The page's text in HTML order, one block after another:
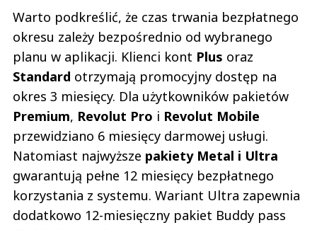
05.07.2022 / 11:32
This comment was minimized by the moderator on the site
no idzie im to wszystko do przodu trzeba przyznać
Wiola
Załaduj więcej
Nie znaleziono komentarzy
Zostaw swoje komentarze
Imię (Wymagane)
Warto podkreślić, że czas trwania bezpłatnego
okresu zależy bezpośrednio od wybranego
planu w aplikacji. Klienci kont Plus oraz
Standard otrzymają promocyjny dostęp na
okres 3 miesięcy. Dla użytkowników pakietów
Premium, Revolut Pro i Revolut Mobile
przewidziano 6 miesięcy darmowej usługi.
Natomiast najwyższe pakiety Metal i Ultra
gwarantują pełne 12 miesięcy bezpłatnego
korzystania z systemu. Wariant Ultra zapewnia
dodatkowo 12-miesięczny pakiet Buddy pass